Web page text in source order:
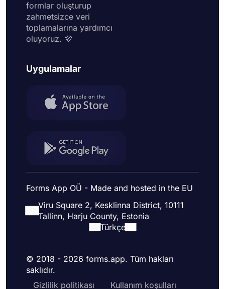
formlar oluşturup
zahmetsizce veri
toplamalarına yardımcı
oluyoruz. 💜
Uygulamalar
Forms App OÜ - Made and hosted in the EU
Viru Square 2, Kesklinna District, 10111
Tallinn, Harju County, Estonia
Türkçe
© 2018 - 2026 forms.app. Tüm hakları
saklıdır.
Gizlilik politikası
Kullanım koşulları